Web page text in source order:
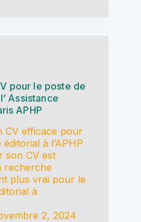
pour le poste de
Assistance
APHP
CV efficace pour
à l’APHP
son CV est
recherche
plus vrai pour le
à
2, 2024